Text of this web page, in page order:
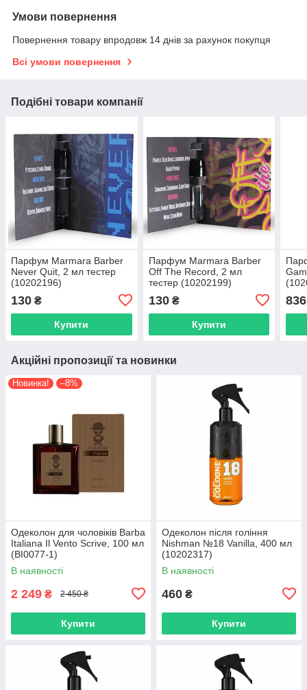
Умови повернення
Повернення товару впродовж 14 днів за рахунок покупця
Всі умови повернення
Подібні товари компанії
Парфум Marmara Barber
Never Quit, 2 мл тестер
(10202196)
130 ₴
Купити
Парфум Marmara Barber
Off The Record, 2 мл
тестер (10202199)
130₴
Купити
836
Акційні пропозиції та новинки
Новинка! –8%
Одеколон для чоловіків Barba
Italiana Il Vento Scrive, 100 мл
(BI0077-1)
В наявності
2 249 ₴ 2 450 ₴
Купити
Одеколон після гоління
Nishman №18 Vanilla, 400 мл
(10202317)
В наявності
460 ₴
Купити